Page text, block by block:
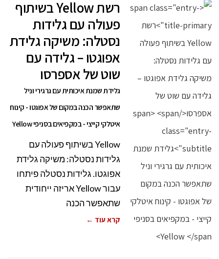
רשת Yellow בשיתוף
פעולה עם גלידות
נסטלה: משיקה גלידת
אפוגטו – גלידה עם
שוט של אספרסו
גלידת שמנת איכותית עם גרגירי וניל
שתאפשר הכנה במקום של אפוגטו - קינוח
איטלקי קייצי - במקפיאים בסניפי Yellow
Yellow בשיתוף פעולה עם
גלידות נסטלה: משיקה גלידת
אפוגטו. גלידות נסטלה פיתחו
עבור Yellow אריזה ייחודית
שתאפשר הכנה
קרא עוד ←